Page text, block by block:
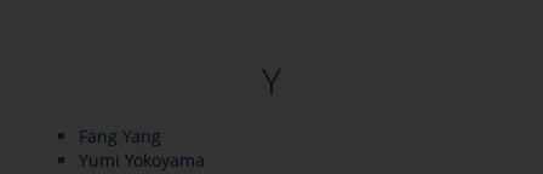
Y
Fang Yang
Yumi Yokoyama